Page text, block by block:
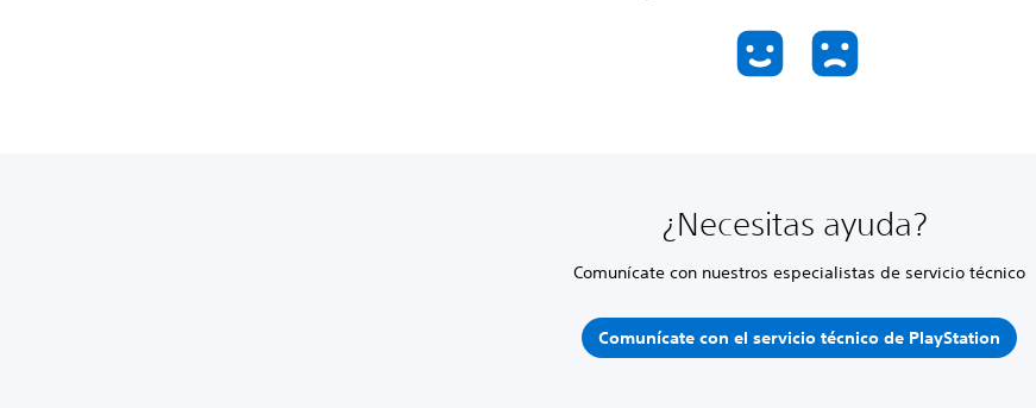
¿Necesitas ayuda?
Comunícate con nuestros especialistas de servicio técnico
Comunícate con el servicio técnico de PlayStation